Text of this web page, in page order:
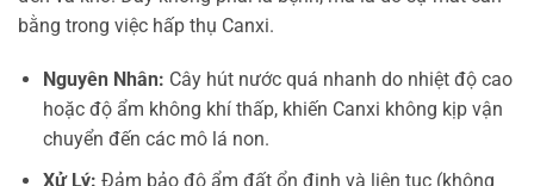
bằng trong việc hấp thụ Canxi.
Nguyên Nhân: Cây hút nước quá nhanh do nhiệt độ cao
hoặc độ ẩm không khí thấp, khiến Canxi không kịp vận
chuyển đến các mô lá non.
Xử Lý: Đảm bảo độ ẩm đất ổn định và liên tục (không